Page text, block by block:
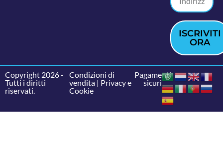
ISCRIVITI
ORA
Copyright 2026 -
Tutti i diritti
riservati.
Condizioni di
vendita| Privacy e
Cookie
Pagamenti
sicuri